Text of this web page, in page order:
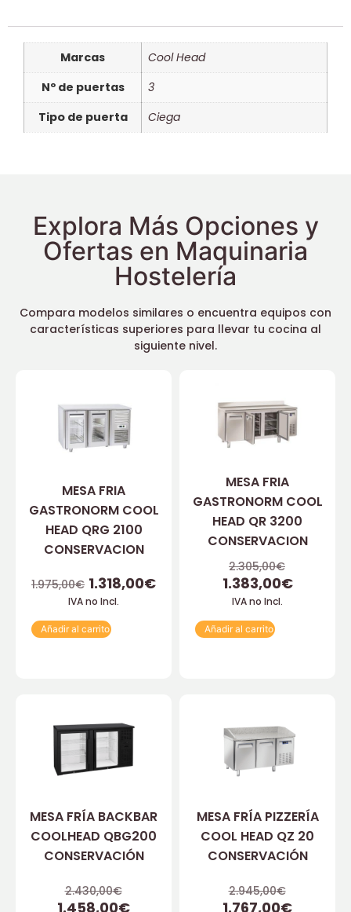
Marcas
Cool Head
Nº de puertas
3
Tipo de puerta
Ciega
Explora Más Opciones y
Ofertas en Maquinaria
Hostelería
Compara modelos similares o encuentra equipos con
características superiores para llevar tu cocina al
siguiente nivel.
MESA FRIA
GASTRONORM COOL
HEAD QRG 2100
CONSERVACION
1.975,00€ 1.318,00€
IVA no Incl.
Añadir al carrito
MESA FRIA
GASTRONORM COOL
HEAD QR 3200
CONSERVACION
2.305,00€
1.383,00€
IVA no Incl.
Añadir al carrito
MESA FRÍA BACKBAR
COOLHEAD QBG200
CONSERVACIÓN
2.430,00€
1.458,00€
MESA FRÍA PIZZERÍA
COOL HEAD QZ 20
CONSERVACIÓN
2.945,00€
1.767,00€